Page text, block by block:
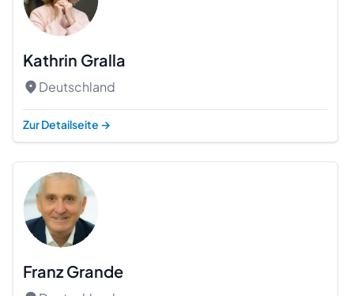
Kathrin Gralla
Deutschland
Zur Detailseite →
Franz Grande